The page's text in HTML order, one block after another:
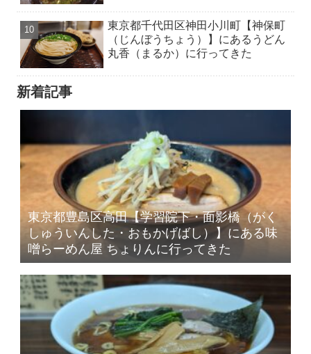
東京都千代田区神田小川町【神保町
（じんぼうちょう）】にあるうどん
丸香（まるか）に行ってきた
新着記事
東京都豊島区高田【学習院下・面影橋（がく
しゅういんした・おもかげばし）】にある味
噌らーめん屋 ちょりんに行ってきた